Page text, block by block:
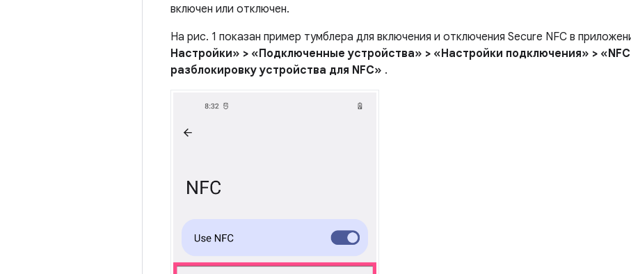
включен или отключен.
На рис. 1 показан пример тумблера для включения и отключения Secure NFC в
Настройки» > «Подключенные устройства» > «Настройки подключения» >
разблокировку устройства для NFC» .